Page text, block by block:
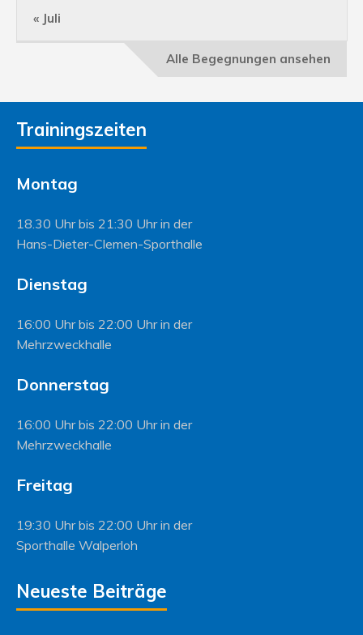
« Juli
Alle Begegnungen ansehen
Trainingszeiten
Montag
18.30 Uhr bis 21:30 Uhr in der
Hans-Dieter-Clemen-Sporthalle
Dienstag
16:00 Uhr bis 22:00 Uhr in der
Mehrzweckhalle
Donnerstag
16:00 Uhr bis 22:00 Uhr in der
Mehrzweckhalle
Freitag
19:30 Uhr bis 22:00 Uhr in der
Sporthalle Walperloh
Neueste Beiträge